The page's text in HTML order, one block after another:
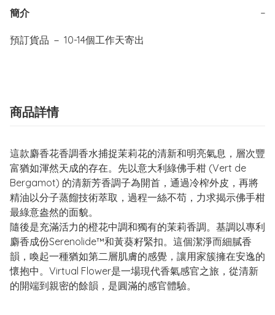
簡介 −
商品詳情
這款麝香花香調香水捕捉茉莉花的清新和明亮氣息，層次豐
富猶如渾然天成的存在。先以意大利綠佛手柑 (Vert de
Bergamot) 的清新芳香調子為開首，通過冷榨外皮，再將
精油以分子蒸餾技術萃取，過程一絲不苟，力求揭示佛手柑
最綠意盎然的面貌。
隨後是充滿活力的橙花中調和獨有的茉莉香調。基調以專利
麝香成份Serenolide™和黃葵籽緊扣。這個潔淨而細膩香
韻，喚起一種猶如第二層肌膚的感覺，讓用家簇擁在安逸的
懷抱中。Virtual Flower是一場現代香氣感官之旅，從清新
的開端到親密的餘韻，是圓滿的感官體驗。